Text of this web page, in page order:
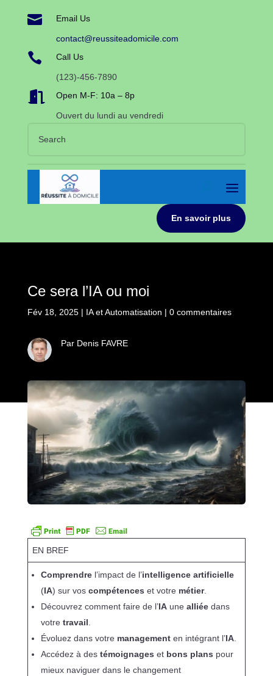
 Email Us
contact@reussiteadomicile.com
 Call Us
(123)-456-7890
 Open M-F: 10a – 8p
Ouvert du lundi au vendredi
En savoir plus
Ce sera l’IA ou moi
Fév 18, 2025| IA et Automatisation | 0 commentaires
Par Denis FAVRE
EN BREF
Comprendrel’impact de l’intelligence artificielle
(IA) sur vos compétences et votre métier.
Découvrez comment faire de l’IAune alliéedans
votre travail
Évoluez dans votre managementen intégrant l’IA.
Accédez à des témoignages et bons plans pour
mieux naviguer dans le changement